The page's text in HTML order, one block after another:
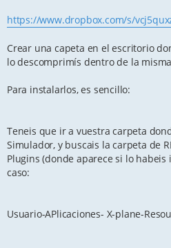
https://www.dropbox.com/s/
Crear una capeta en el escritorio
lo descomprimís dentro de la misma
Para instalarlos, es sencillo:
Teneis que ir a vuestra carpeta
Simulador, y buscais la carpeta de
Plugins (donde aparece si lo habeis
caso:
Usuario-APlicaciones- X-plane-